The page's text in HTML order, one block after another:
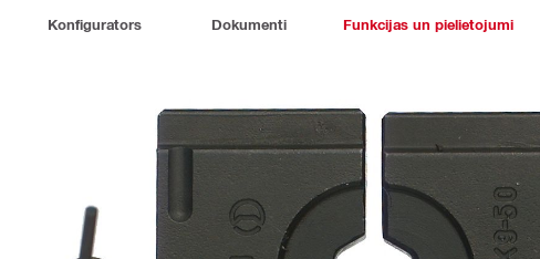
Konfigurators Dokumenti Funkcijas un pielietojumi